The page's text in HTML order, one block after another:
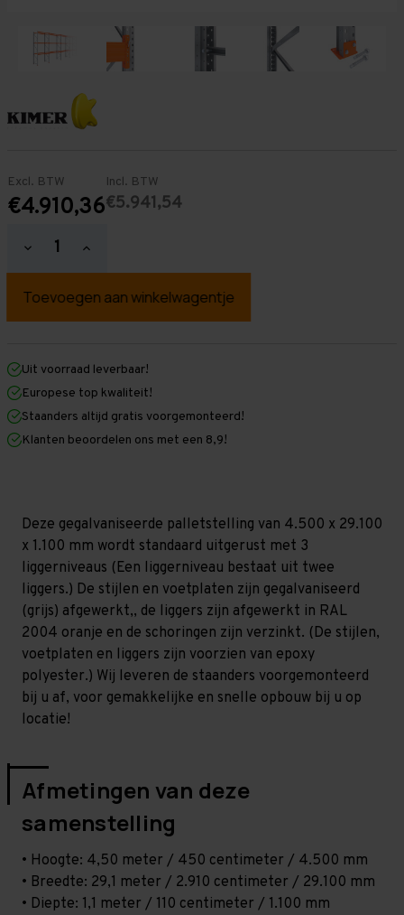
Excl. BTW
€4.910,36
Incl. BTW
€5.941,54
Hoeveelheid
verlagen
Palletstelling
mm
mm
x
1.100
mm
Galva
Zwaar
-
T100
Hoeveelheid
verhogen
Palletstelling
mm
mm
1.100
mm
(HxLXD)
Galva
Zwaar
-
T100
Uit voorraad leverbaar!
Europese top kwaliteit!
Staanders altijd gratis voorgemonteerd!
Klanten beoordelen ons met een 8,9!
Deze gegalvaniseerde palletstelling van 4.500 x 29.100
x 1.100 mm wordt standaard uitgerust met 3
liggerniveaus (Een liggerniveau bestaat uit twee
liggers.) De stijlen en voetplaten zijn gegalvaniseerd
(grijs) afgewerkt,, de liggers zijn afgewerkt in RAL
2004 oranje en de schoringen zijn verzinkt. (De stijlen,
voetplaten en liggers zijn voorzien van epoxy
polyester.) Wij leveren de staanders voorgemonteerd
bij u af, voor gemakkelijke en snelle opbouw bij u op
locatie!
Afmetingen van deze
samenstelling
• Hoogte: 4,50 meter / 450 centimeter / 4.500 mm
• Breedte: 29,1 meter / 2.910 centimeter / 29.100 mm
• Diepte: 1,1 meter / 110 centimeter / 1.100 mm